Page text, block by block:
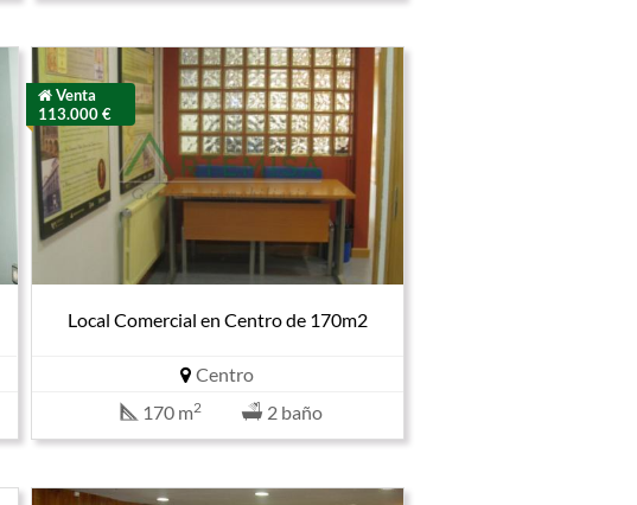
Venta
113.000 €
Local Comercial en Centro de 170m2
Centro
170 m2 2 baño